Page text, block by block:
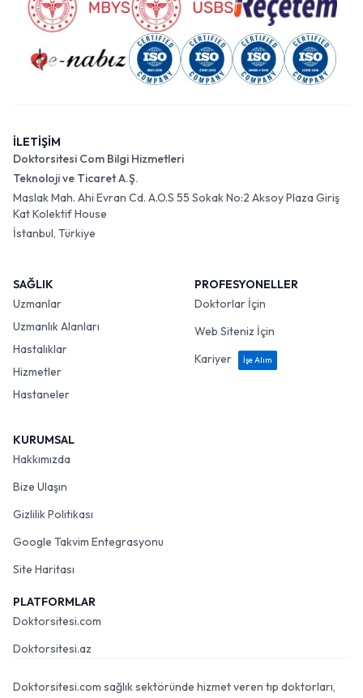
İLETİŞİM
Doktorsitesi Com Bilgi Hizmetleri
Teknoloji ve Ticaret A.Ş.
Maslak Mah. Ahi Evran Cd. A.O.S 55 Sokak No:2 Aksoy Plaza Giriş
Kat Kolektif House
İstanbul, Türkiye
SAĞLIK
Uzmanlar
Uzmanlık Alanları
Hastalıklar
Hizmetler
Hastaneler
PROFESYONELLER
Doktorlar İçin
Web Siteniz İçin
Kariyer
İşe Alım
KURUMSAL
Hakkımızda
Bize Ulaşın
Gizlilik Politikası
Google Takvim Entegrasyonu
Site Haritası
PLATFORMLAR
Doktorsitesi.com
Doktorsitesi.az
Doktorsitesi.com sağlık sektöründe hizmet veren tıp doktorları,